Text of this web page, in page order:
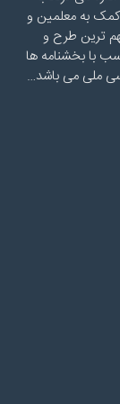
به معلمین و
ترین طرح و
با بخشنامه ها
ملی می باشد…